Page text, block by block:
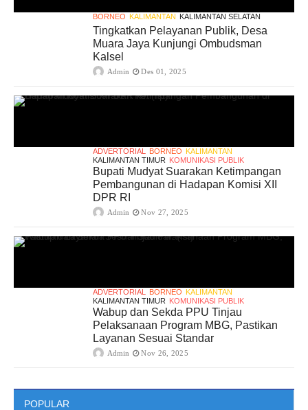
BORNEO KALIMANTAN KALIMANTAN SELATAN
Tingkatkan Pelayanan Publik, Desa
Muara Jaya Kunjungi Ombudsman
Kalsel
Admin Des 01, 2025
ADVERTORIAL BORNEO KALIMANTAN
KALIMANTAN TIMUR KOMUNIKASI PUBLIK
Bupati Mudyat Suarakan Ketimpangan
Pembangunan di Hadapan Komisi XII
DPR RI
Admin Nov 27, 2025
ADVERTORIAL BORNEO KALIMANTAN
KALIMANTAN TIMUR KOMUNIKASI PUBLIK
Wabup dan Sekda PPU Tinjau
Pelaksanaan Program MBG, Pastikan
Layanan Sesuai Standar
Admin Nov 26, 2025
POPULAR